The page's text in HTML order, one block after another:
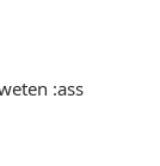
:ass